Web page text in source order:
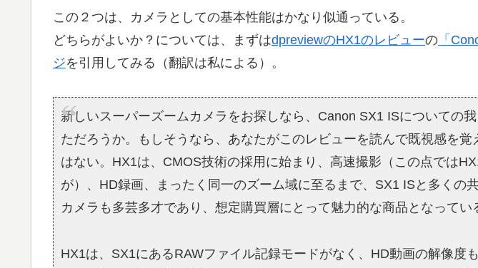
この２つは、カメラとしての基本性能はかなり似通っている。
どちらがよいか？については、まずはdpreviewのHX1のレビューの 「
ジを引用してみる（翻訳は私による）。
新しいスーパーズームカメラをお探しなら、Canon SX1 ISについての
ただろうか。もしそうなら、あなたがこのレビューを読んで既視感を
はない。HX1は、CMOS技術の採用に始まり、高速撮影（この点では
が）、HD録画、まったく同一のズーム域に至るまで、SX1 ISと多くの
カメラも多芸多才であり、想定購買層にとって魅力的な商品となってい
HX1は、SX1にあるRAWファイル記録モードがなく、HD動画の解像度